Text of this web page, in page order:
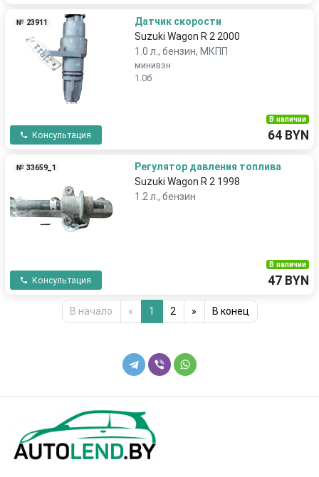
№ 23911
Датчик скорости
Suzuki Wagon R 2 2000
1.0 л., бензин, МКПП
минивэн
1.0б
Консультация
В наличии
64 BYN
№ 33659_1
Pегулятор давления топлива
Suzuki Wagon R 2 1998
1.2 л., бензин
Консультация
В наличии
47 BYN
В начало « 1 2 » В конец